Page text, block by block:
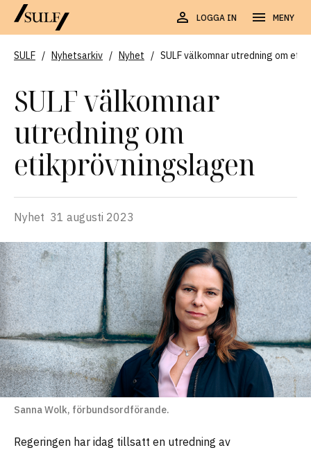
LOGGA IN MENY
SULF / Nyhetsarkiv / Nyhet / SULF välkomnar utredning om
SULF välkomnar
utredning om
etikprövningslagen
Nyhet 31 augusti 2023
Sanna Wolk, förbundsordförande.
Regeringen har idag tillsatt en utredning av